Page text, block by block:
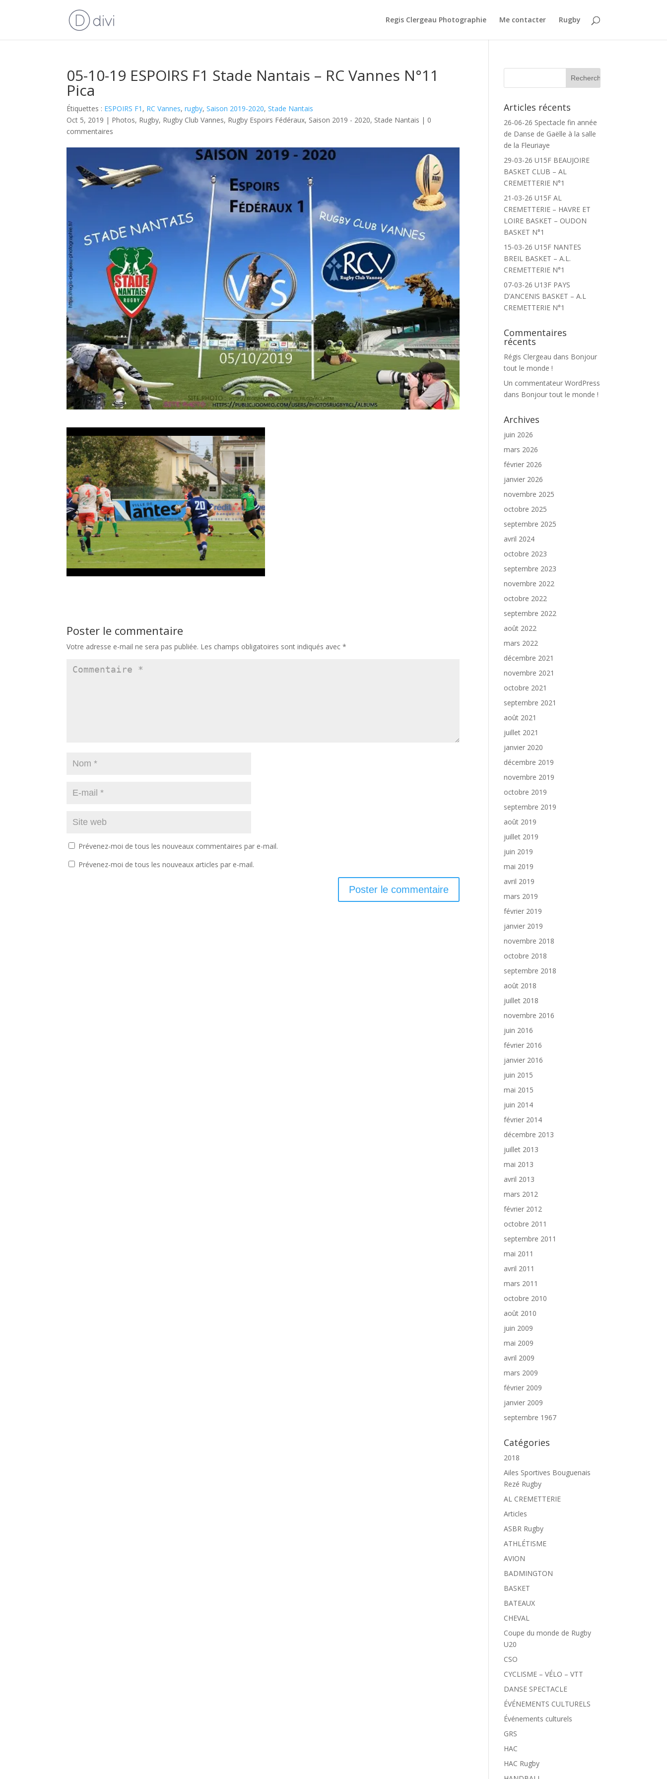
Regis Clergeau Photographie Me contacter Rugby
05-10-19 ESPOIRS F1 Stade Nantais – RC Vannes N°11
Pica
Étiquettes : ESPOIRS F1 , RC Vannes,rugby,Saison 2019-2020,Stade Nantais
Oct 5, 2019 | Photos, Rugby, Rugby Club Vannes, Rugby Espoirs Fédéraux, Saison 2019 - 2020, Stade Nantais | 0
commentaires
Poster le commentaire
Votre adresse e-mail ne sera pas publiée. Les champs obligatoires sont indiqués avec*
Prévenez-moi de tous les nouveaux commentaires par e-mail.
Prévenez-moi de tous les nouveaux articles par e-mail.
Articles récents
26-06-26 Spectacle fin année
de Danse de Gaëlle à la salle
de la Fleuriaye
29-03-26 U15F BEAUJOIRE
BASKET CLUB – AL
CREMETTERIE N°1
21-03-26 U15F AL
CREMETTERIE – HAVRE ET
LOIRE BASKET – OUDON
BASKET N°1
15-03-26 U15F NANTES
BREIL BASKET – A.L.
CREMETTERIE N°1
07-03-26 U13F PAYS
D’ANCENIS BASKET – A.L
CREMETTERIE N°1
Commentaires
récents
Régis Clergeau dans Bonjour
tout le monde !
Un commentateur WordPress
dans Bonjour tout le monde !
Archives
juin 2026
mars 2026
février 2026
janvier 2026
novembre 2025
octobre 2025
septembre 2025
avril 2024
octobre 2023
septembre 2023
novembre 2022
octobre 2022
septembre 2022
août 2022
mars 2022
décembre 2021
novembre 2021
octobre 2021
septembre 2021
août 2021
juillet 2021
janvier 2020
décembre 2019
novembre 2019
octobre 2019
septembre 2019
août 2019
juillet 2019
juin 2019
mai 2019
avril 2019
mars 2019
février 2019
janvier 2019
novembre 2018
octobre 2018
septembre 2018
août 2018
juillet 2018
novembre 2016
juin 2016
février 2016
janvier 2016
juin 2015
mai 2015
juin 2014
février 2014
décembre 2013
juillet 2013
mai 2013
avril 2013
mars 2012
février 2012
octobre 2011
septembre 2011
mai 2011
avril 2011
mars 2011
octobre 2010
août 2010
juin 2009
mai 2009
avril 2009
mars 2009
février 2009
janvier 2009
septembre 1967
Catégories
2018
Ailes Sportives Bouguenais
Rezé Rugby
AL CREMETTERIE
Articles
ASBR Rugby
ATHLÉTISME
AVION
BADMINGTON
BASKET
BATEAUX
CHEVAL
Coupe du monde de Rugby
U20
CSO
CYCLISME – VÉLO – VTT
DANSE SPECTACLE
ÉVÉNEMENTS CULTURELS
Événements culturels
GRS
HAC
HAC Rugby